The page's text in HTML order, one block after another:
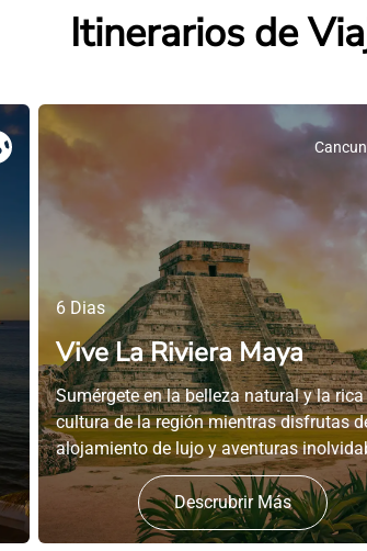
Itinerarios de
Cancun
6 Dias
Vive La Riviera Maya
Sumérgete en la belleza natural y la rica
cultura de la región mientras disfrutas
alojamiento de lujo y aventuras
Descrubrir Más